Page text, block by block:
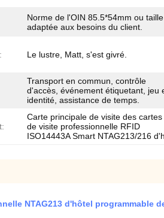
Norme de l'OIN 85.5*54mm ou taille
adaptée aux besoins du client.
Le lustre, Matt, s'est givré.
Transport en commun, contrôle
d'accès, événement étiquetant, jeu
identité, assistance de temps.
Carte principale de visite des cartes
de visite professionnelle RFID
ISO14443A Smart NTAG213/216 d'h
NTAG213 d'hôtel programmable